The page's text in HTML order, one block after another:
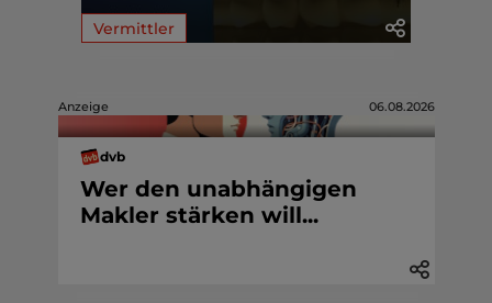
Vermittler
Anzeige 06.08.2026
dvb
Wer den unabhängigen
Makler stärken will...